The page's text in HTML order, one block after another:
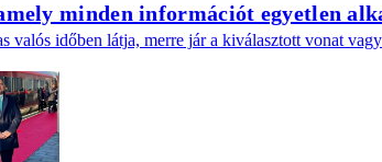
minden információt egyetlen
valós időben látja, merre jár a kiválasztott vonat